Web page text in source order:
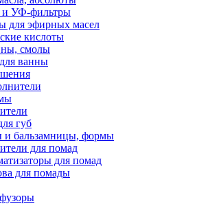
УФ-фильтры
для эфирных масел
кислоты
смолы
ванны
губ
и бальзамницы, формы
для помад
для помад
для помады